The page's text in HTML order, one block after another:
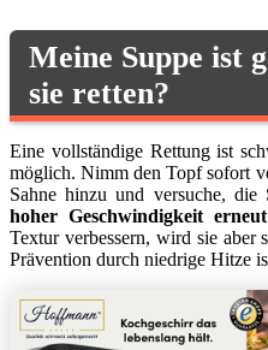
Meine Suppe ist
sie retten?
Eine vollständige Rettung ist
möglich. Nimm den Topf sofort
Sahne hinzu und versuche, die
hoher Geschwindigkeit
Textur verbessern, wird sie aber
Prävention durch niedrige Hitze